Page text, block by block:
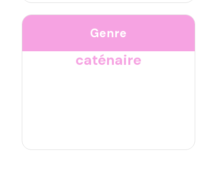
Genre
caténaire